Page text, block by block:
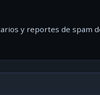
y reportes de spam